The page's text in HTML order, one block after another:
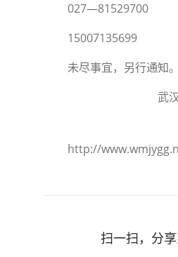
027—81529700
15007135699
未尽事宜，另行通知。
武
http://
扫一扫，分